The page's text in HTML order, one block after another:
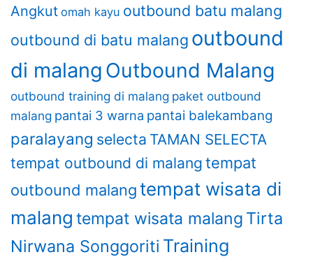
Angkut omah kayu outbound batu malang
outbound di batu malang outbound
di malang Outbound Malang
outbound training di malang paket outbound
malang pantai 3 warna pantai balekambang
paralayang selecta TAMAN SELECTA
tempat outbound di malang tempat
outbound malangtempat wisata di
malang tempat wisata malang Tirta
Nirwana Songgoriti Training